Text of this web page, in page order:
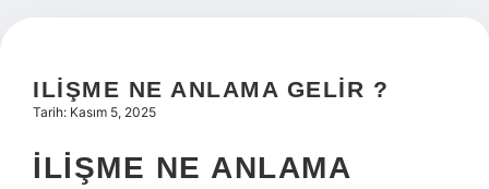
Hakkımızda
ILIŞME NE ANLAMA GELIR ?
Tarih: Kasım 5, 2025
İLIŞME NE ANLAMA